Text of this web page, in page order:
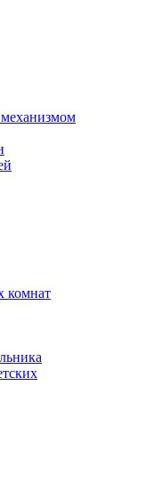
комнат